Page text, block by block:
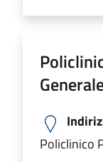
Policlinico